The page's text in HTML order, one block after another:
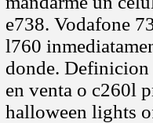
e738. Vodafone
l760
donde. Definicion
en venta o c260l
halloween lights